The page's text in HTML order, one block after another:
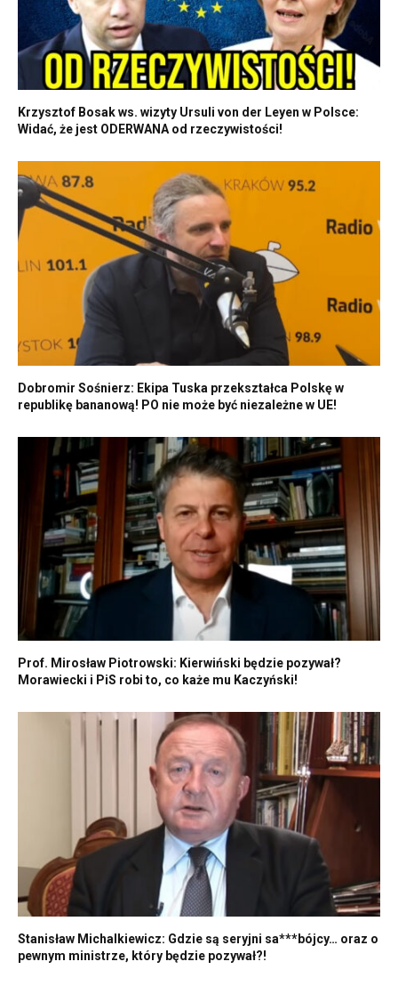
Krzysztof Bosak ws. wizyty Ursuli von der Leyen w Polsce:
Widać, że jest ODERWANA od rzeczywistości!
Dobromir Sośnierz: Ekipa Tuska przekształca Polskę w
republikę bananową! PO nie może być niezależne w UE!
Prof. Mirosław Piotrowski: Kierwiński będzie pozywał?
Morawiecki i PiS robi to, co każe mu Kaczyński!
Stanisław Michalkiewicz: Gdzie są seryjni sa***bójcy… oraz o
pewnym ministrze, który będzie pozywał?!